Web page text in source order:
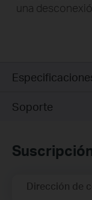
una
Soporte
Dirección de